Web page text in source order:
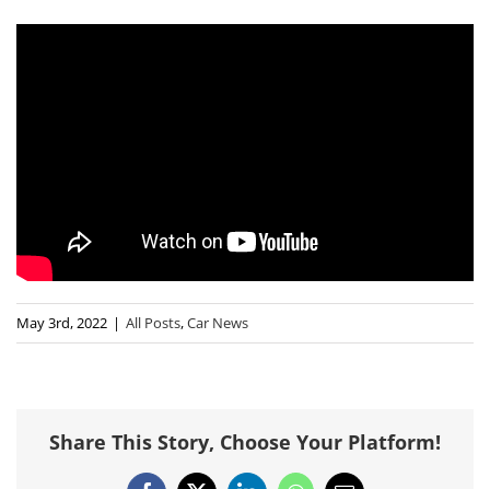
May 3rd, 2022 | All Posts,Car News
Share This Story, Choose Your Platform!